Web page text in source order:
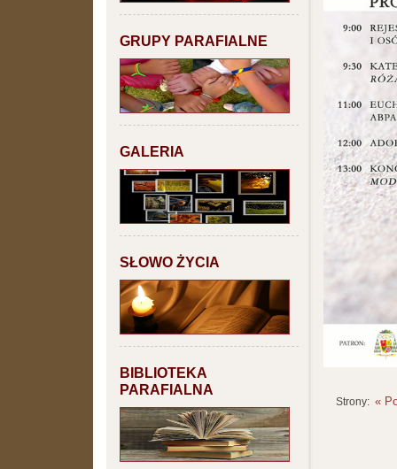
GRUPY PARAFIALNE
GALERIA
SŁOWO ŻYCIA
BIBLIOTEKA
PARAFIALNA
Strony: «